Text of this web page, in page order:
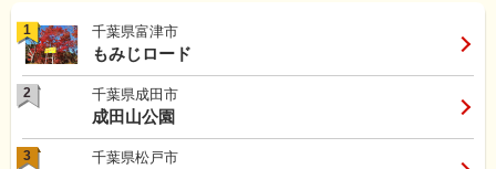
1 千葉県富津市
もみじロード
2 千葉県成田市
成田山公園
3 千葉県松戸市